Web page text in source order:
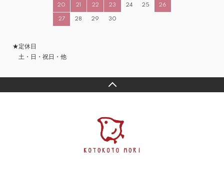
20 21 22 23 24 25 26
27 28 29 30
★定休日
土・日・祝日・他